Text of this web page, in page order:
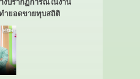
งปรากฏการณ์ในงาน
ำยอดขายทุบสถิติ